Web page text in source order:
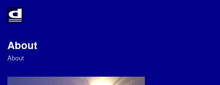
Home
About
About
About